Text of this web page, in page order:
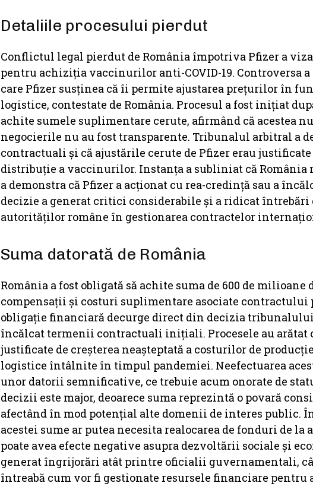
Detaliile procesului pierdut
Conflictul legal pierdut de România împotriva Pfizer a
pentru achiziția vaccinurilor anti-COVID-19. Controversa
care Pfizer susținea că îi permite ajustarea prețurilor în
logistice, contestate de România. Procesul a fost inițiat
achite sumele suplimentare cerute, afirmând că acestea
negocierile nu au fost transparente. Tribunalul arbitral a
contractuali și că ajustările cerute de Pfizer erau
distribuție a vaccinurilor. Instanța a subliniat că România
a demonstra că Pfizer a acționat cu rea-credință sau a
decizie a generat critici considerabile și a ridicat
autorităților române în gestionarea contractelor
Suma datorată de România
România a fost obligată să achite suma de 600 de milioane
compensații și costuri suplimentare asociate
obligație financiară decurge direct din decizia
încălcat termenii contractuali inițiali. Procesele au arătat
justificate de creșterea neașteptată a costurilor de
logistice întâlnite în timpul pandemiei. Neefectuarea
unor datorii semnificative, ce trebuie acum onorate de
decizii este major, deoarece suma reprezintă o povară
afectând în mod potențial alte domenii de interes public.
acestei sume ar putea necesita realocarea de fonduri de la
poate avea efecte negative asupra dezvoltării sociale și
generat îngrijorări atât printre oficialii guvernamentali,
întreabă cum vor fi gestionate resursele financiare pentru